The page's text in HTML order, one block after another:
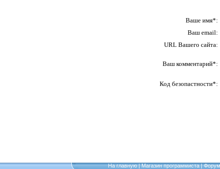
Ваше имя*:
Ваш email:
URL Вашего сайта:
Ваш комментарий*:
Код безопастности*:
На главную|Магазин программиста|Форум